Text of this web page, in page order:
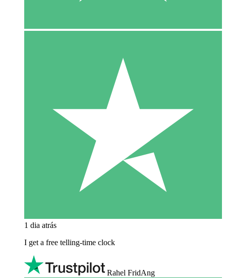
1 dia atrás
I get a free telling-time clock
Rahel FridAng